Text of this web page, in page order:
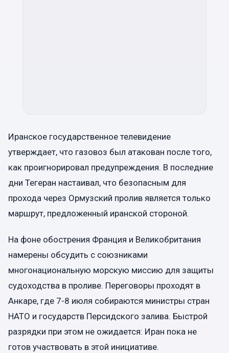
Иранское государственное телевидение
утверждает, что газовоз был атакован после того,
как проигнорировал предупреждения. В последние
дни Тегеран настаивал, что безопасным для
прохода через Ормузский пролив является только
маршрут, предложенный иранской стороной.
На фоне обострения Франция и Великобритания
намерены обсудить с союзниками
многонациональную морскую миссию для защиты
судоходства в проливе. Переговоры проходят в
Анкаре, где 7-8 июля собираются министры стран
НАТО и государств Персидского залива. Быстрой
разрядки при этом не ожидается: Иран пока не
готов участвовать в этой инициативе.